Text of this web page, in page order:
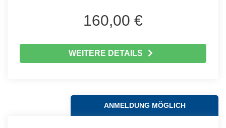
160,00 €
WEITERE DETAILS
ANMELDUNG MÖGLICH